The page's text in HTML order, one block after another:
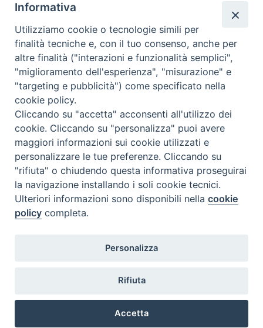
Diocesi
di Como
Diocesi di Como | piazza Grimoldi, 5
Riproduzione solo con permesso.
Iscriviti alla Newsletter
Informativa
Utilizziamo cookie o tecnologie simili per
finalità tecniche e, con il tuo consenso, anche per
altre finalità ("interazioni e funzionalità semplici",
"miglioramento dell'esperienza", "misurazione" e
"targeting e pubblicità") come specificato nella
cookie policy.
Cliccando su "accetta" acconsenti all'utilizzo dei
cookie. Cliccando su "personalizza" puoi avere
maggiori informazioni sui cookie utilizzati e
personalizzare le tue preferenze. Cliccando su
"rifiuta" o chiudendo questa informativa proseguirai
la navigazione installando i soli cookie tecnici.
Ulteriori informazioni sono disponibili nellacookie
policy completa.
Personalizza
Rifiuta
Accetta